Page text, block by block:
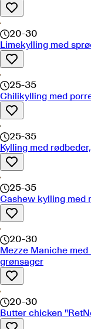
20-30
Limekylling med
25-35
Chilikylling med
25-35
Kylling med
25-35
Cashew kylling med
20-30
Mezze Maniche
grønsager
20-30
Butter chicken